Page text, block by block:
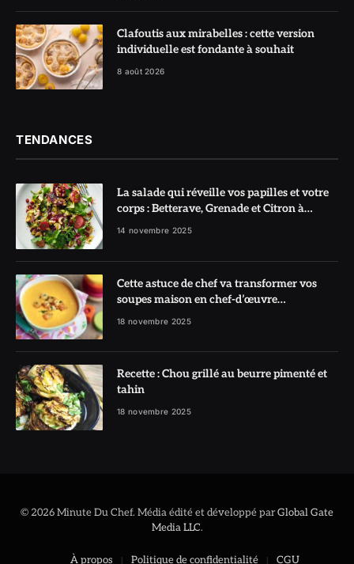
Clafoutis aux mirabelles : cette version
individuelle est fondante à souhait
8 août 2026
TENDANCES
La salade qui réveille vos papilles et votre
corps : Betterave, Grenade et Citron à
l’honneur
14 novembre 2025
Cette astuce de chef va transformer vos
soupes maison en chef-d’œuvre
réconfortant
18 novembre 2025
Recette : Chou grillé au beurre pimenté et
tahin
18 novembre 2025
© 2026 Minute Du Chef. Média édité et développé parGlobal Gate
Media LLC.
À propos Politique de confidentialité CGU